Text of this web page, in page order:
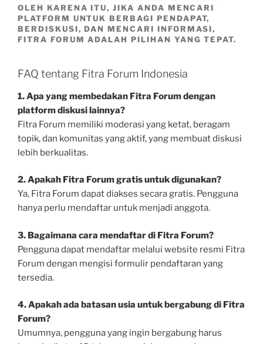
OLEH KARENA ITU, JIKA ANDA MENCARI
PLATFORM UNTUK BERBAGI PENDAPAT,
BERDISKUSI, DAN MENCARI INFORMASI,
FITRA FORUM ADALAH PILIHAN YANG TEPAT.
FAQ tentang Fitra Forum Indonesia
1. Apa yang membedakan Fitra Forum dengan
platform diskusi lainnya?
Fitra Forum memiliki moderasi yang ketat, beragam
topik, dan komunitas yang aktif, yang membuat diskusi
lebih berkualitas.
2. Apakah Fitra Forum gratis untuk digunakan?
Ya, Fitra Forum dapat diakses secara gratis. Pengguna
hanya perlu mendaftar untuk menjadi anggota.
3. Bagaimana cara mendaftar di Fitra Forum?
Pengguna dapat mendaftar melalui website resmi Fitra
Forum dengan mengisi formulir pendaftaran yang
tersedia.
4. Apakah ada batasan usia untuk bergabung di Fitra
Forum?
Umumnya, pengguna yang ingin bergabung harus